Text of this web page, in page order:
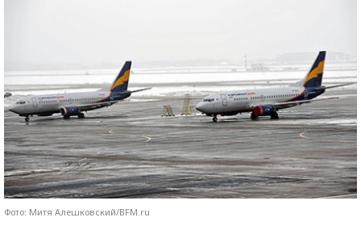
Фото: Митя Алешковский/BFM.ru